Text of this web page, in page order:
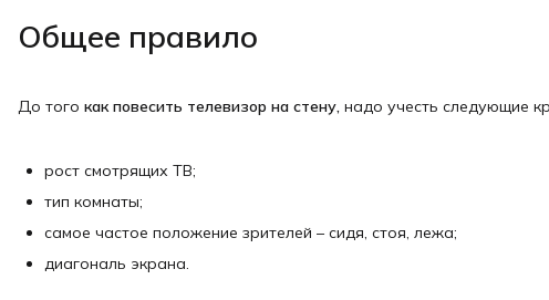
Общее правило
До того как повесить телевизор на стену, надо учесть следующие
рост смотрящих ТВ;
тип комнаты;
самое частое положение зрителей – сидя, стоя, лежа;
диагональ экрана.